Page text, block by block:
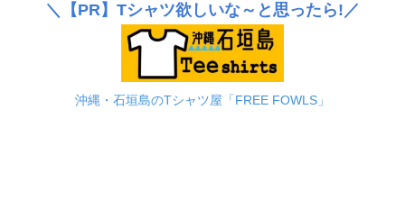
＼ 【PR】 Tシャツ欲しいな～と思ったら!／
沖縄・石垣島のTシャツ屋「FREE FOWLS」